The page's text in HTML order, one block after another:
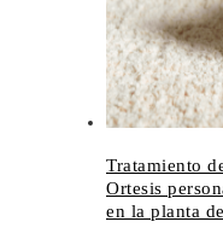
Tratamiento
Ortesis
en la planta